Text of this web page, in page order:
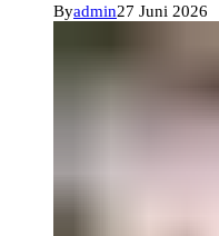
Byadmin27 Juni 2026